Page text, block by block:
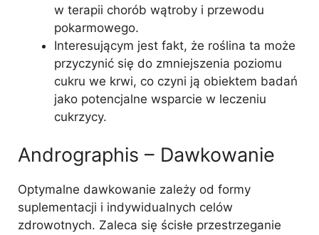
w terapii chorób wątroby i przewodu
pokarmowego.
Interesującym jest fakt, że roślina ta może
przyczynić się do zmniejszenia poziomu
cukru we krwi, co czyni ją obiektem badań
jako potencjalne wsparcie w leczeniu
cukrzycy.
Andrographis – Dawkowanie
Optymalne dawkowanie zależy od formy
suplementacji i indywidualnych celów
zdrowotnych. Zaleca się ścisłe przestrzeganie